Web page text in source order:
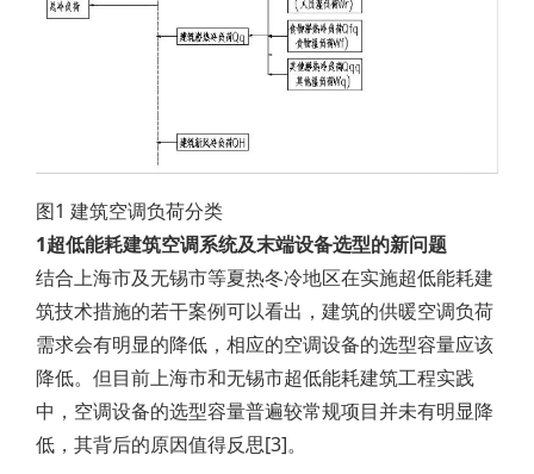
图1 建筑空调负荷分类
1超低能耗建筑空调系统及末端设备选型的新问题
结合上海市及无锡市等夏热冬冷地区在实施超低能耗建
筑技术措施的若干案例可以看出，建筑的供暖空调负荷
需求会有明显的降低，相应的空调设备的选型容量应该
降低。但目前上海市和无锡市超低能耗建筑工程实践
中，空调设备的选型容量普遍较常规项目并未有明显降
低，其背后的原因值得反思[3]。